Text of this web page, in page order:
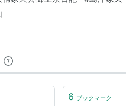
ちらの記事にて。
…
6 ブックマーク